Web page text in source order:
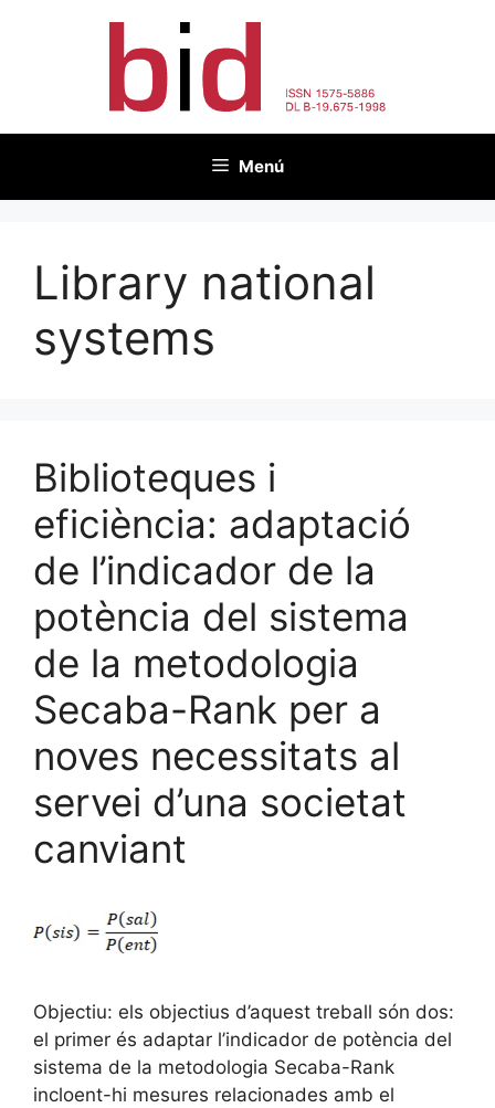
Menú
Library national
systems
Biblioteques i
eficiència: adaptació
de l’indicador de la
potència del sistema
de la metodologia
Secaba-Rank per a
noves necessitats al
servei d’una societat
canviant
Objectiu: els objectius d’aquest treball són dos:
el primer és adaptar l’indicador de potència del
sistema de la metodologia Secaba-Rank
incloent-hi mesures relacionades amb el